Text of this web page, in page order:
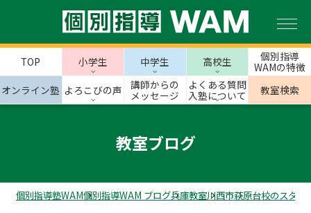
TOP 小学生 中学生 高校生
個別指導
WAMの特徴
オンライン塾 よろこびの声
講師からの
メッセージ
よくある質問
入塾について
教室検索
教室ブログ
個別指導塾WAM個別指導WAM ブログ兵庫教室川西市萩原台校のスタッ